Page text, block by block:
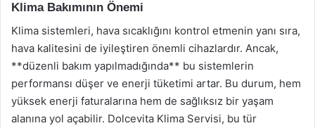
Klima Bakımının Önemi
Klima sistemleri, hava sıcaklığını kontrol etmenin yanı sıra,
hava kalitesini de iyileştiren önemli cihazlardır. Ancak,
**düzenli bakım yapılmadığında** bu sistemlerin
performansı düşer ve enerji tüketimi artar. Bu durum, hem
yüksek enerji faturalarına hem de sağlıksız bir yaşam
alanına yol açabilir. Dolcevita Klima Servisi, bu tür